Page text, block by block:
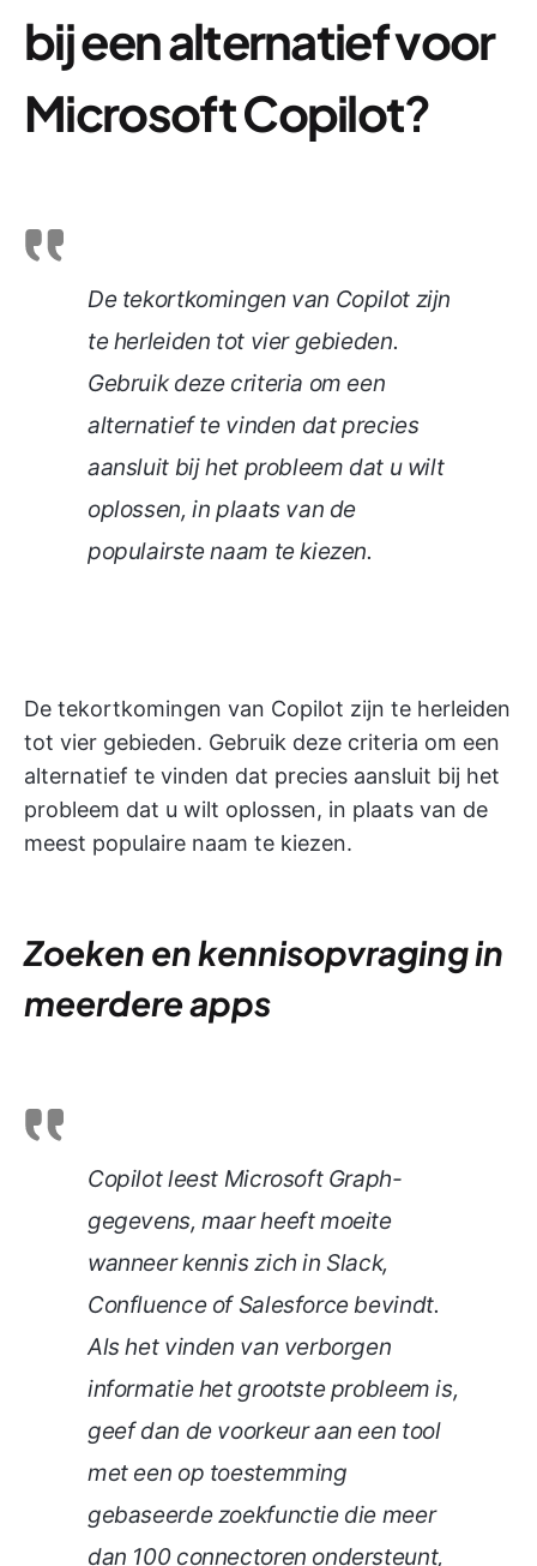
bij een alternatief voor
Microsoft Copilot?
De tekortkomingen van Copilot zijn
te herleiden tot vier gebieden.
Gebruik deze criteria om een
alternatief te vinden dat precies
aansluit bij het probleem dat u wilt
oplossen, in plaats van de
populairste naam te kiezen.
De tekortkomingen van Copilot zijn te herleiden
tot vier gebieden. Gebruik deze criteria om een
alternatief te vinden dat precies aansluit bij het
probleem dat u wilt oplossen, in plaats van de
meest populaire naam te kiezen.
Zoeken en kennisopvraging in
meerdere apps
Copilot leest Microsoft Graph-
gegevens, maar heeft moeite
wanneer kennis zich in Slack,
Confluence of Salesforce bevindt.
Als het vinden van verborgen
informatie het grootste probleem is,
geef dan de voorkeur aan een tool
met een op toestemming
gebaseerde zoekfunctie die meer
dan 100 connectoren ondersteunt,